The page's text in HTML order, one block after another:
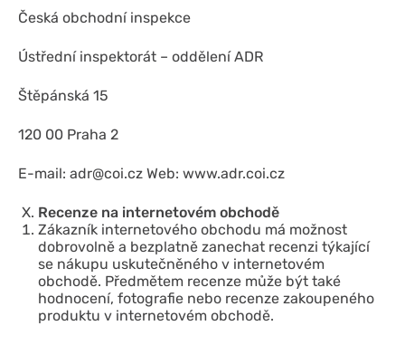
Česká obchodní inspekce
Ústřední inspektorát – oddělení ADR
Štěpánská 15
120 00 Praha 2
E-mail: adr@coi.cz Web: www.adr.coi.cz
Recenze na internetovém obchodě
Zákazník internetového obchodu má možnost
dobrovolně a bezplatně zanechat recenzi týkající
se nákupu uskutečněného v internetovém
obchodě. Předmětem recenze může být také
hodnocení, fotografie nebo recenze zakoupeného
produktu v internetovém obchodě.